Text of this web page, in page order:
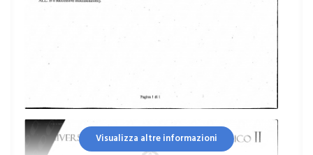
Visualizza altre informazioni